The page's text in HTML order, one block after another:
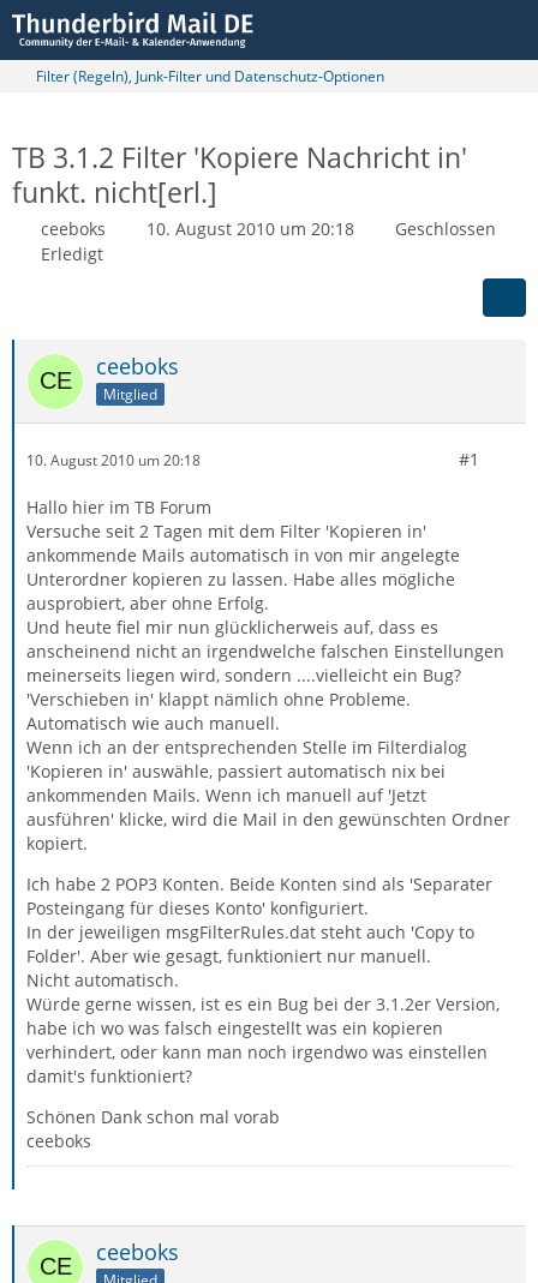
Filter (Regeln), Junk-Filter und Datenschutz-Optionen
TB 3.1.2 Filter 'Kopiere Nachricht in'
funkt. nicht[erl.]
ceeboks 10. August 2010 um 20:18
Geschlossen
Erledigt
ceeboks
Mitglied
10. August 2010 um 20:18 #1
Hallo hier im TB Forum
Versuche seit 2 Tagen mit dem Filter 'Kopieren in'
ankommende Mails automatisch in von mir angelegte
Unterordner kopieren zu lassen. Habe alles mögliche
ausprobiert, aber ohne Erfolg.
Und heute fiel mir nun glücklicherweis auf, dass es
anscheinend nicht an irgendwelche falschen Einstellungen
meinerseits liegen wird, sondern ....vielleicht ein Bug?
'Verschieben in' klappt nämlich ohne Probleme.
Automatisch wie auch manuell.
Wenn ich an der entsprechenden Stelle im Filterdialog
'Kopieren in' auswähle, passiert automatisch nix bei
ankommenden Mails. Wenn ich manuell auf 'Jetzt
ausführen' klicke, wird die Mail in den gewünschten Ordner
kopiert.
Ich habe 2 POP3 Konten. Beide Konten sind als 'Separater
Posteingang für dieses Konto' konfiguriert.
In der jeweiligen msgFilterRules.dat steht auch 'Copy to
Folder'. Aber wie gesagt, funktioniert nur manuell.
Nicht automatisch.
Würde gerne wissen, ist es ein Bug bei der 3.1.2er Version,
habe ich wo was falsch eingestellt was ein kopieren
verhindert, oder kann man noch irgendwo was einstellen
damit's funktioniert?
Schönen Dank schon mal vorab
ceeboks
ceeboks